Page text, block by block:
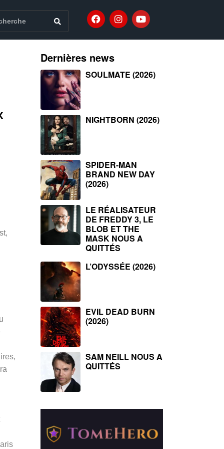
Dernières news
SOULMATE (2026)
NIGHTBORN (2026)
SPIDER-MAN
BRAND NEW DAY
(2026)
LE RÉALISATEUR
DE FREDDY 3, LE
BLOB ET THE
MASK NOUS A
QUITTÉS
L’ODYSSÉE (2026)
EVIL DEAD BURN
(2026)
SAM NEILL NOUS A
QUITTÉS